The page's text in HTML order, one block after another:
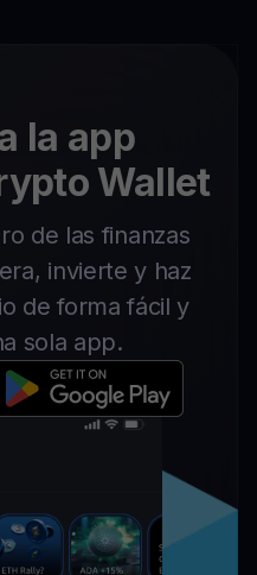
la app
Wallet
de las finanzas
invierte y haz
de forma fácil y
sola app.